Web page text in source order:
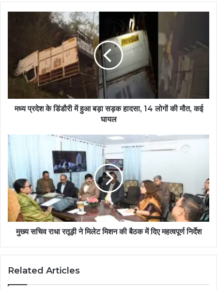
मध्य प्रदेश के डिंडौरी में हुआ बड़ा सड़क हादसा, 14 लोगों की मौत, कई
घायल
मुख्य सचिव राधा रतूड़ी ने मिलेट मिशन की बैठक में दिए महत्वपूर्ण निर्देश
Related Articles